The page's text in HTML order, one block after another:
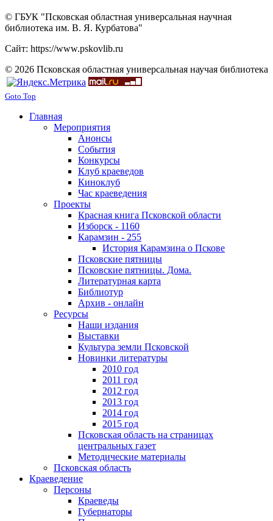
© ГБУК "Псковская областная универсальная научная
библиотека им. В. Я. Курбатова"
Сайт: https://www.pskovlib.ru
© 2026 Псковская областная универсальная научая библиотека
Goto Top
Главная
Мероприятия
Анонсы
События
Конкурсы
Клуб краеведов
Киноклуб
Час краеведения
Проекты
Красная книга Псковской области
Изборск - 1160
Карамзин - 255
История Карамзина о Пскове
Псковские пятницы
Псковские пятницы. Дома.
Литературная карта
Библиотур
Архив - онлайн
Ресурсы
Наши издания
Выставки
Культура земли Псковской
Новинки литературы
2010 год
2011 год
2012 год
2013 год
2014 год
2015 год
Псковская область на страницах
центральных газет
Методические материалы
Псковская область
Краеведение
Персоны
Краеведы
Губернаторы